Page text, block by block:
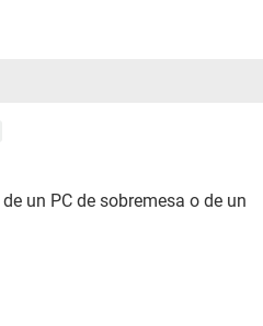
un PC de sobremesa o de un